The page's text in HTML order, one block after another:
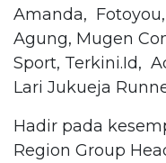
Amanda,
Agung, Mugen
Sport, Terkini.Id,
Lari Jukueja
Hadir pada
Region Group